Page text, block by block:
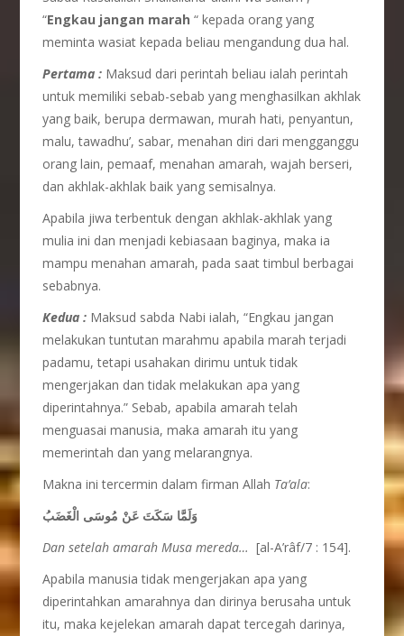
“Engkau jangan marah“ kepada orang yang
meminta wasiat kepada beliau mengandung dua hal.
Pertama : Maksud dari perintah beliau ialah perintah
untuk memiliki sebab-sebab yang menghasilkan akhlak
yang baik, berupa dermawan, murah hati, penyantun,
malu, tawadhu’, sabar, menahan diri dari mengganggu
orang lain, pemaaf, menahan amarah, wajah berseri,
dan akhlak-akhlak baik yang semisalnya.
Apabila jiwa terbentuk dengan akhlak-akhlak yang
mulia ini dan menjadi kebiasaan baginya, maka ia
mampu menahan amarah, pada saat timbul berbagai
sebabnya.
Kedua : Maksud sabda Nabi ialah, “Engkau jangan
melakukan tuntutan marahmu apabila marah terjadi
padamu, tetapi usahakan dirimu untuk tidak
mengerjakan dan tidak melakukan apa yang
diperintahnya.” Sebab, apabila amarah telah
menguasai manusia, maka amarah itu yang
memerintah dan yang melarangnya.
Makna ini tercermin dalam firman Allah Ta’ala:
وَلَمَّا سَكَتَ عَنْ مُوسَى الْغَضَبُ
Dan setelah amarah Musa mereda… [al-A’râf/7 : 154].
Apabila manusia tidak mengerjakan apa yang
diperintahkan amarahnya dan dirinya berusaha untuk
itu, maka kejelekan amarah dapat tercegah darinya,